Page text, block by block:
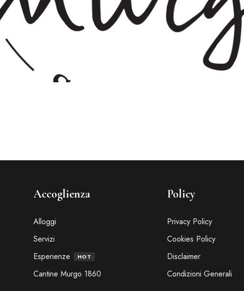
Accoglienza
Alloggi
Servizi
Esperienze
HOT
Cantine Murgo 1860
Policy
Privacy Policy
Cookies Policy
Disclaimer
Condizioni Generali